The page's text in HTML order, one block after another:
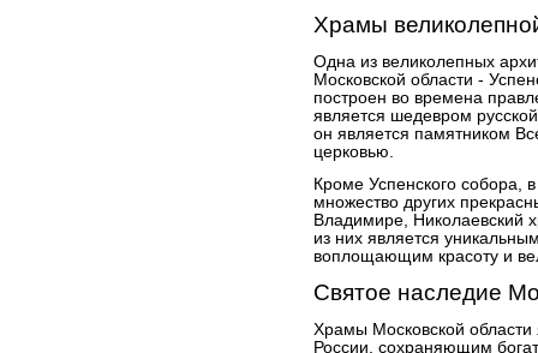
Храмы
Одна из великолепных
Московской области -
построен во времена
является шедевром
он является памятником
церковью.
Кроме Успенского собора,
множество других
Владимире, Николаевский
из них является
воплощающим красоту и
Святое наследие
Храмы Московской
России, сохраняющим